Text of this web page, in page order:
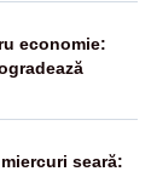
economie:
seară: